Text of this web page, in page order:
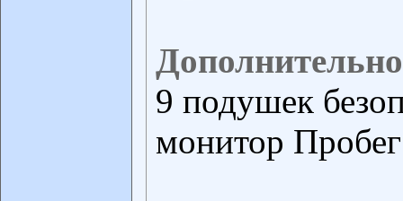
9 подушек
монитор